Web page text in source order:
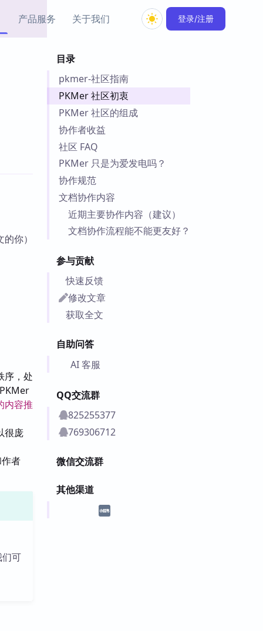
产品服务
出品的闪念笔记
实例库
Obsidian 教程
基础用法、插件与外观
关于我们 登录/注册
目录
pkmer-社区指南
PKMer 社区初衷
PKMer 社区的组成
协作者收益
社区 FAQ
PKMer 只是为爱发电吗？
协作规范
文档协作内容
近期主要协作内容（建议）
文档协作流程能不能更友好？
参与贡献
快速反馈
修改文章
获取全文
自助问答
AI 客服
QQ交流群
825255377
769306712
微信交流群
其他渠道
你）
序，处
内容推
很庞
者
们可